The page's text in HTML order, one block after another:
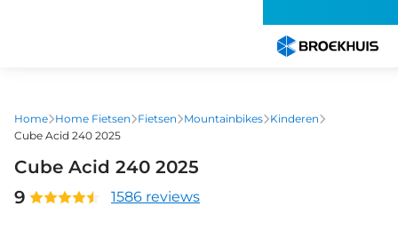
gaan
Home Home Fietsen Fietsen Mountainbikes Kinderen
Cube Acid 240 2025
Cube Acid 240 2025
9
1586 reviews